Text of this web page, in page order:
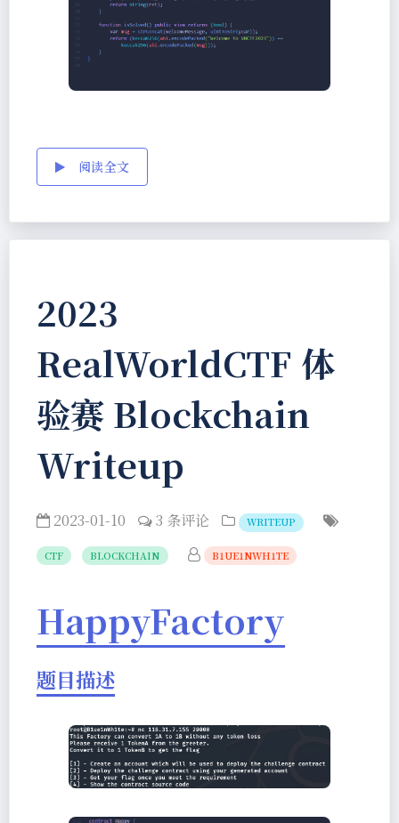
阅读全文
2023
RealWorldCTF 体
验赛 Blockchain
Writeup
2023-01-10 3 条评论 WRITEUP
CTF BLOCKCHAIN B1UE1NWH1TE
HappyFactory
题目描述